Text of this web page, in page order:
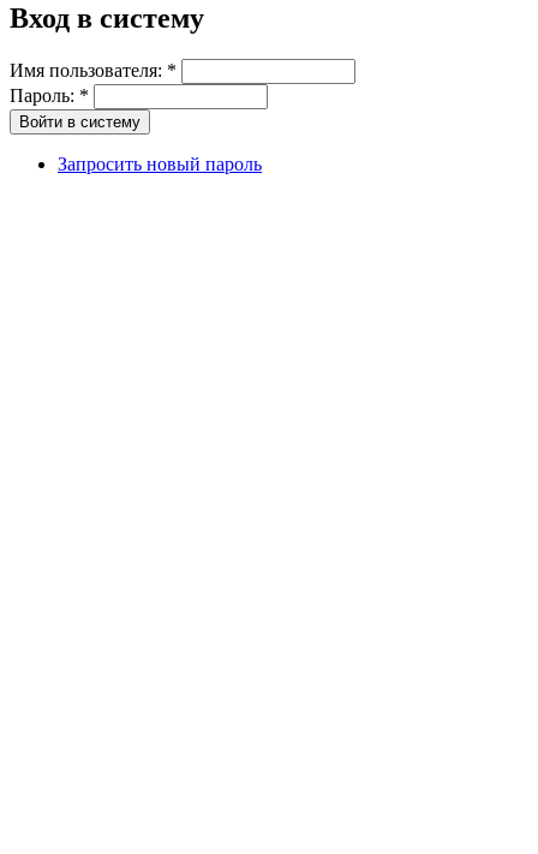
Вход в систему
Имя пользователя: *
Пароль: *
Запросить новый пароль